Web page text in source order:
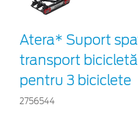
Atera* Suport
transport
pentru 3 biciclete
2756544